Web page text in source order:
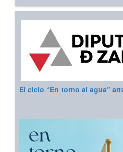
El ciclo “En torno al agua”